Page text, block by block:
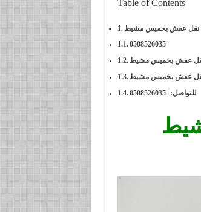
Table of Contents
نقل عفش بخميس مشيط
0508526035
للتواصل:- 0508526035